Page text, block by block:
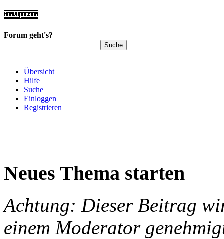
Forum geht's?
Übersicht
Hilfe
Suche
Einloggen
Registrieren
Neues Thema starten
Achtung: Dieser Beitrag
einem Moderator